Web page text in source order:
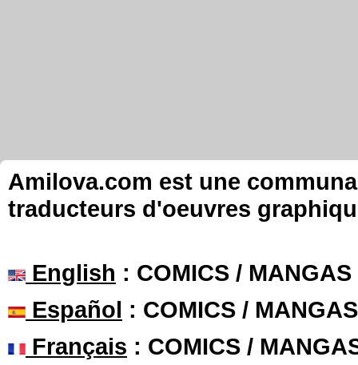
Amilova.com est une
traducteurs d'oeuvres
English : COMICS /
Español : COMICS /
Français : COMICS /